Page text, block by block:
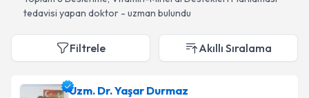
tedavisi yapan doktor - uzman bulundu
Filtrele Akıllı Sıralama
Uzm. Dr. Yaşar Durmaz